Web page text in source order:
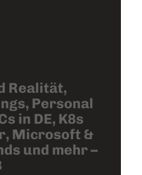
Realität,
Personal
in DE, K8s
Microsoft &
und mehr –